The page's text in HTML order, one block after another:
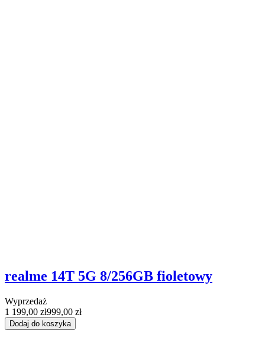
realme 14T 5G 8/256GB fioletowy
Wyprzedaż
1 199,00 zł999,00 zł
Dodaj do koszyka